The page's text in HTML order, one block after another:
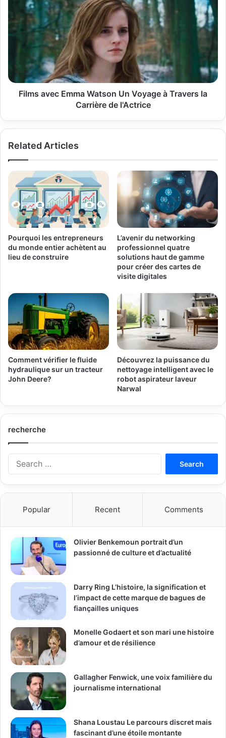
Emma
Watson
Travers
la
Carrière
Films avec Emma Watson Un Voyage à Travers la
Carrière de l'Actrice
Related Articles
Pourquoi les entrepreneurs
du monde entier achètent au
lieu de construire
L’avenir du networking
professionnel quatre
solutions haut de gamme
pour créer des cartes de
visite digitales
Comment vérifier le fluide
hydraulique sur un tracteur
John Deere?
Découvrez la puissance du
nettoyage intelligent avec le
robot aspirateur laveur
Narwal
recherche
Popular Recent Comments
Olivier Benkemoun portrait d’un
passionné de culture et d’actualité
Darry Ring L’histoire, la signification et
l’impact de cette marque de bagues de
fiançailles uniques
Monelle Godaert et son mari une histoire
d’amour et de résilience
Gallagher Fenwick, une voix familière du
journalisme international
Shana Loustau Le parcours discret mais
fascinant d’une étoile montante